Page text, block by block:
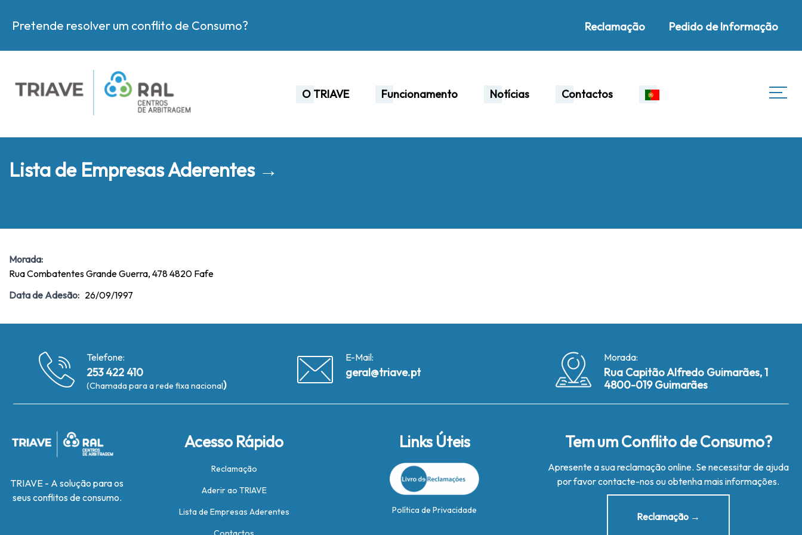
Pretende resolver um conflito de Consumo? Reclamação Pedido de Informação
O TRIAVE Funcionamento Notícias Contactos
Lista de Empresas Aderentes →
Morada:
Rua Combatentes Grande Guerra, 478 4820 Fafe
Data de Adesão: 26/09/1997
Telefone:
253 422 410
(Chamada para a rede fixa nacional)
E-Mail:
geral@triave.pt
Morada:
Rua Capitão Alfredo Guimarães, 1
4800-019 Guimarães
TRIAVE - A solução para os
seus conflitos de consumo.
Acesso Rápido
Reclamação
Aderir ao TRIAVE
Lista de Empresas Aderentes
Links Úteis
Política de Privacidade
Tem um Conflito de Consumo?
Apresente a sua reclamação online. Se necessitar de ajuda
por favor contacte-nos ou obtenha mais informações.
Reclamação →